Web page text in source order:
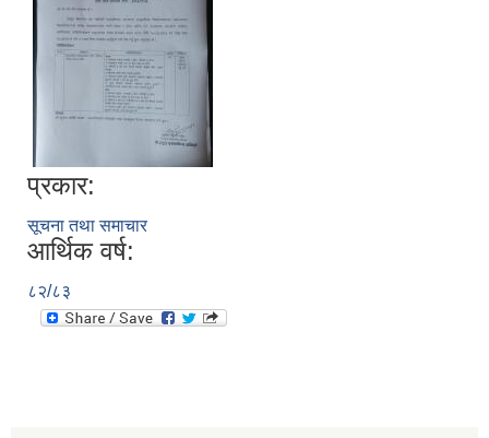
प्रकार:
सूचना तथा समाचार
आर्थिक वर्ष:
८२/८३